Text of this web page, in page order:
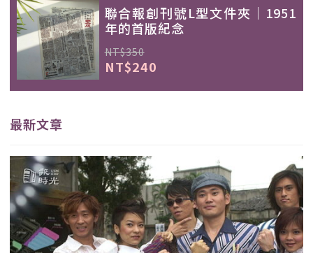
聯合報創刊號L型文件夾｜1951
年的首版紀念
NT$350
NT$240
最新文章